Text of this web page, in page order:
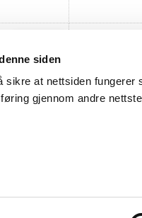
siden
sikre at nettsiden
gjennom andre
av IEC 60364-
60364-serien.
utfyllende